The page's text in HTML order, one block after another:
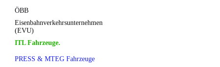
ÖBB
Eisenbahnverkehrsunternehmen
(EVU)
ITL Fahrzeuge.
PRESS & MTEG Fahrzeuge